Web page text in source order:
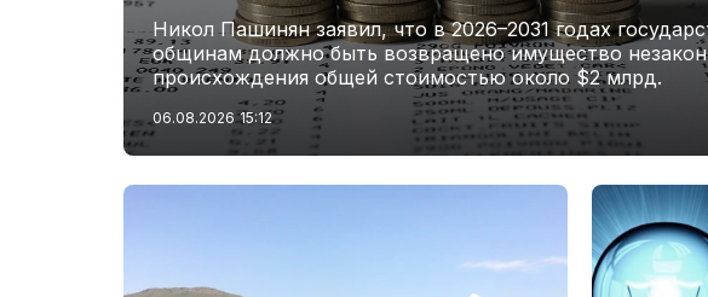
Никол Пашинян заявил, что в 2026–2031 годах
общинам должно быть возвращено имущество
происхождения общей стоимостью около $2 млрд.
06.08.2026 15:12